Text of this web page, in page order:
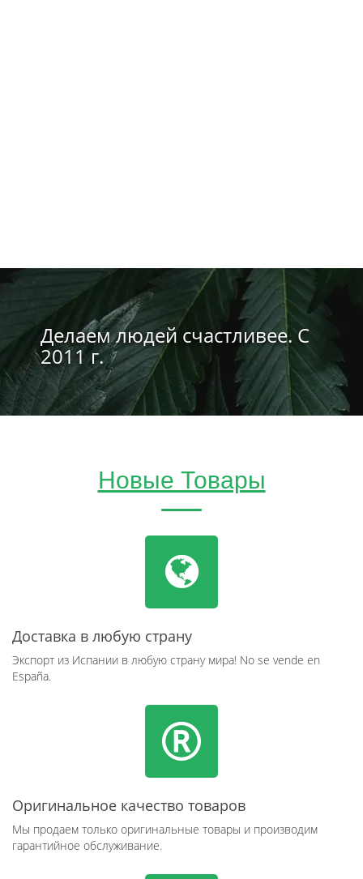
Делаем людей счастливее. С
2011 г.
Новые Товары
Доставка в любую страну
Экспорт из Испании в любую страну мира! No se vende en
España.
Оригинальное качество товаров
Мы продаем только оригинальные товары и производим
гарантийное обслуживание.